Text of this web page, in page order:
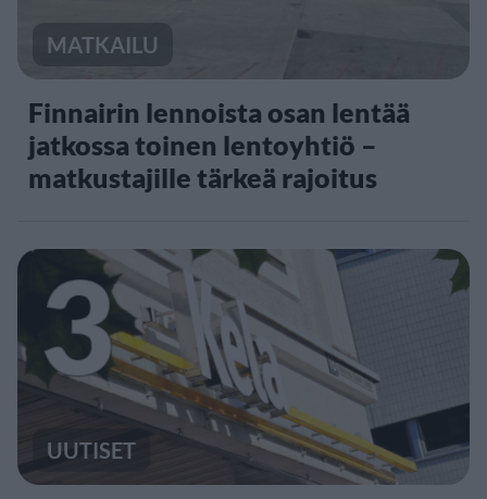
MATKAILU
Finnairin lennoista osan lentää
jatkossa toinen lentoyhtiö –
matkustajille tärkeä rajoitus
3
UUTISET